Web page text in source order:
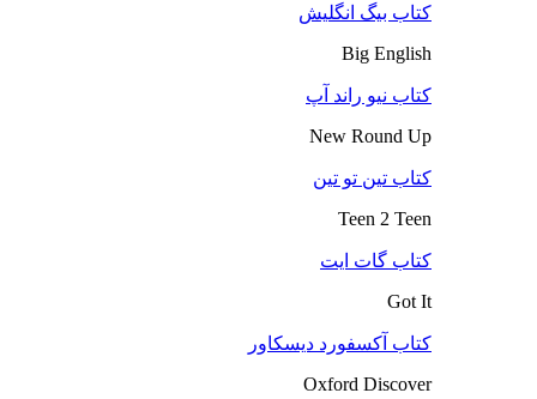
کتاب بیگ انگلیش
Big English
کتاب نیو راند آپ
New Round Up
کتاب تین تو تین
Teen 2 Teen
کتاب گات ایت
Got It
کتاب آکسفورد دیسکاور
Oxford Discover